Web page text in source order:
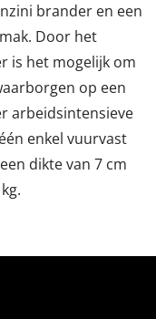
brander en een
Door het
is het mogelijk om
op een
arbeidsintensieve
enkel vuurvast
dikte van 7 cm